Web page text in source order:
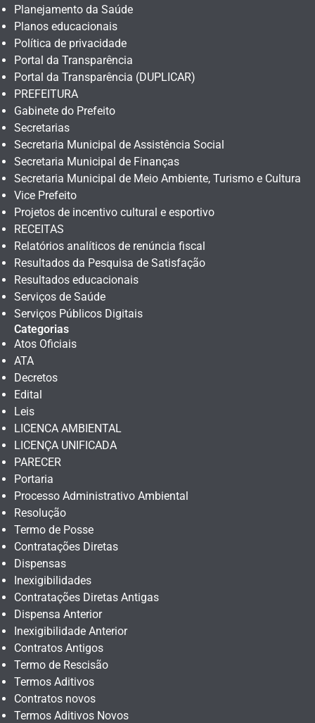
Planejamento da Saúde
Planos educacionais
Política de privacidade
Portal da Transparência
Portal da Transparência (DUPLICAR)
PREFEITURA
Gabinete do Prefeito
Secretarias
Secretaria Municipal de Assistência Social
Secretaria Municipal de Finanças
Secretaria Municipal de Meio Ambiente, Turismo e Cultura
Vice Prefeito
Projetos de incentivo cultural e esportivo
RECEITAS
Relatórios analíticos de renúncia fiscal
Resultados da Pesquisa de Satisfação
Resultados educacionais
Serviços de Saúde
Serviços Públicos Digitais
Categorias
Atos Oficiais
ATA
Decretos
Edital
Leis
LICENCA AMBIENTAL
LICENÇA UNIFICADA
PARECER
Portaria
Processo Administrativo Ambiental
Resolução
Termo de Posse
Contratações Diretas
Dispensas
Inexigibilidades
Contratações Diretas Antigas
Dispensa Anterior
Inexigibilidade Anterior
Contratos Antigos
Termo de Rescisão
Termos Aditivos
Contratos novos
Termos Aditivos Novos